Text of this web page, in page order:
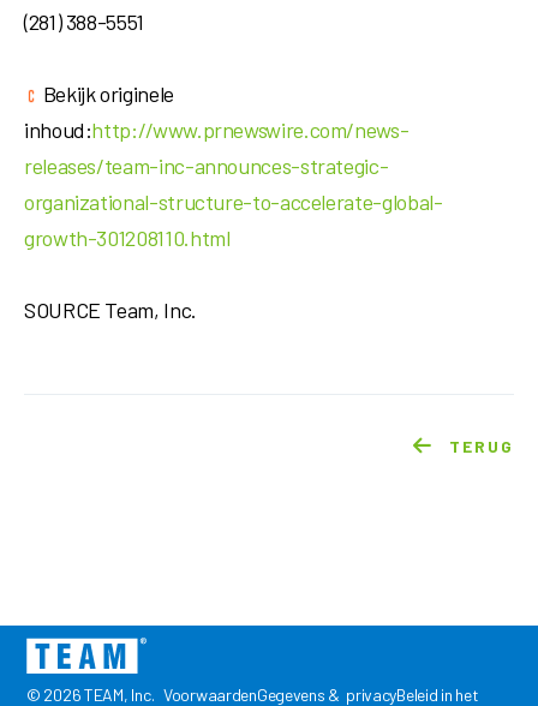
(281) 388-5551
Bekijk originele
inhoud:http://www.prnewswire.com/news-
releases/team-inc-announces-strategic-
organizational-structure-to-accelerate-global-
growth-301208110.html
SOURCE Team, Inc.
TERUG
© 2026 TEAM, Inc. VoorwaardenGegevens & privacyBeleid in het